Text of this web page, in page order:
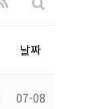
날짜
07-08